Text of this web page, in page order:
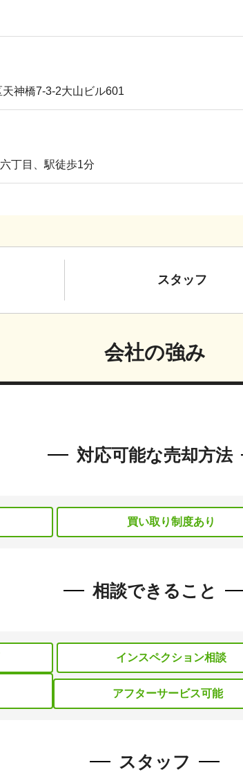
神橋7-3-2大山ビル601
丁目、駅徒歩1分
スタッフ
会社の強み
対応可能な売却方法
買い取り制度あり
相談できること
インスペクション相談
アフターサービス可能
スタッフ